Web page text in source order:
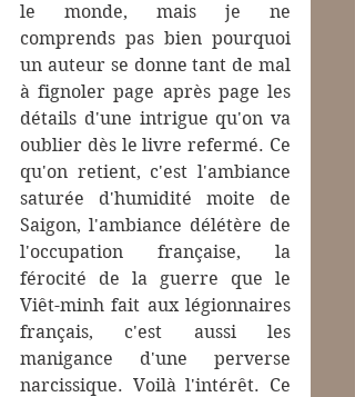
le monde, mais je ne
comprends pas bien pourquoi
un auteur se donne tant de mal
à fignoler page après page les
détails d'une intrigue qu'on va
oublier dès le livre refermé. Ce
qu'on retient, c'est l'ambiance
saturée d'humidité moite de
Saigon, l'ambiance délétère de
l'occupation française, la
férocité de la guerre que le
Viêt-minh fait aux légionnaires
français, c'est aussi les
manigance d'une perverse
narcissique. Voilà l'intérêt. Ce